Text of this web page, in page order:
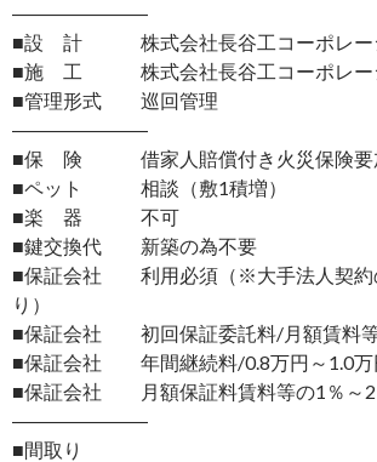
―――――――
■設 計 株式会社長谷工コーポレー
■施 工 株式会社長谷工コーポレー
■管理形式 巡回管理
―――――――
■保 険 借家人賠償付き火災保険要
■ペット 相談（敷1積増）
■楽 器 不可
■鍵交換代 新築の為不要
■保証会社 利用必須（※大手法人契約
り）
■保証会社 初回保証委託料/月額賃料等
■保証会社 年間継続料/0.8万円～1.0万
■保証会社 月額保証料賃料等の1％～2
―――――――
■間取り